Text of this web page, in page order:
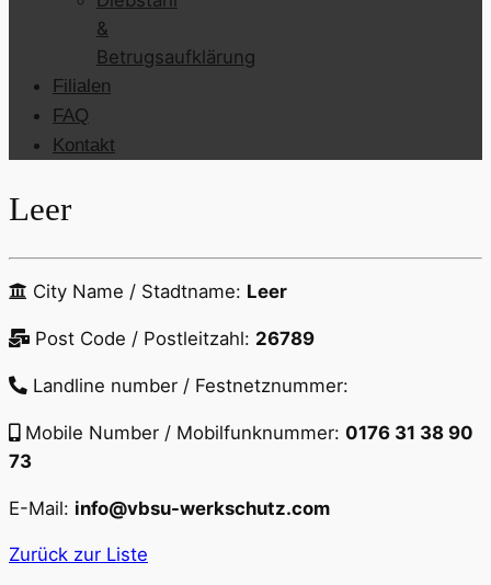
&
Betrugsaufklärung
Filialen
FAQ
Kontakt
Leer
City Name / Stadtname: Leer
Post Code / Postleitzahl: 26789
Landline number / Festnetznummer:
Mobile Number / Mobilfunknummer: 0176 31 38 90
73
E-Mail: info@vbsu-werkschutz.com
Zurück zur Liste